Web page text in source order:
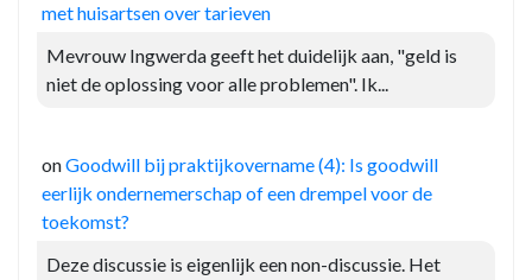
met huisartsen over tarieven
Mevrouw Ingwerda geeft het duidelijk aan, "geld is
niet de oplossing voor alle problemen". Ik...
onGoodwill bij praktijkovername (4): Is goodwill
eerlijk ondernemerschap of een drempel voor de
toekomst?
Deze discussie is eigenlijk een non-discussie. Het